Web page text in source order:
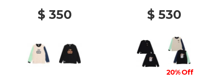
$ 350 $ 530
20% Off